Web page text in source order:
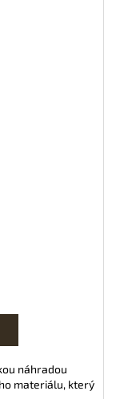
náhradou
materiálu, který